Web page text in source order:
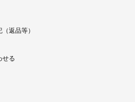
返品等）
せる